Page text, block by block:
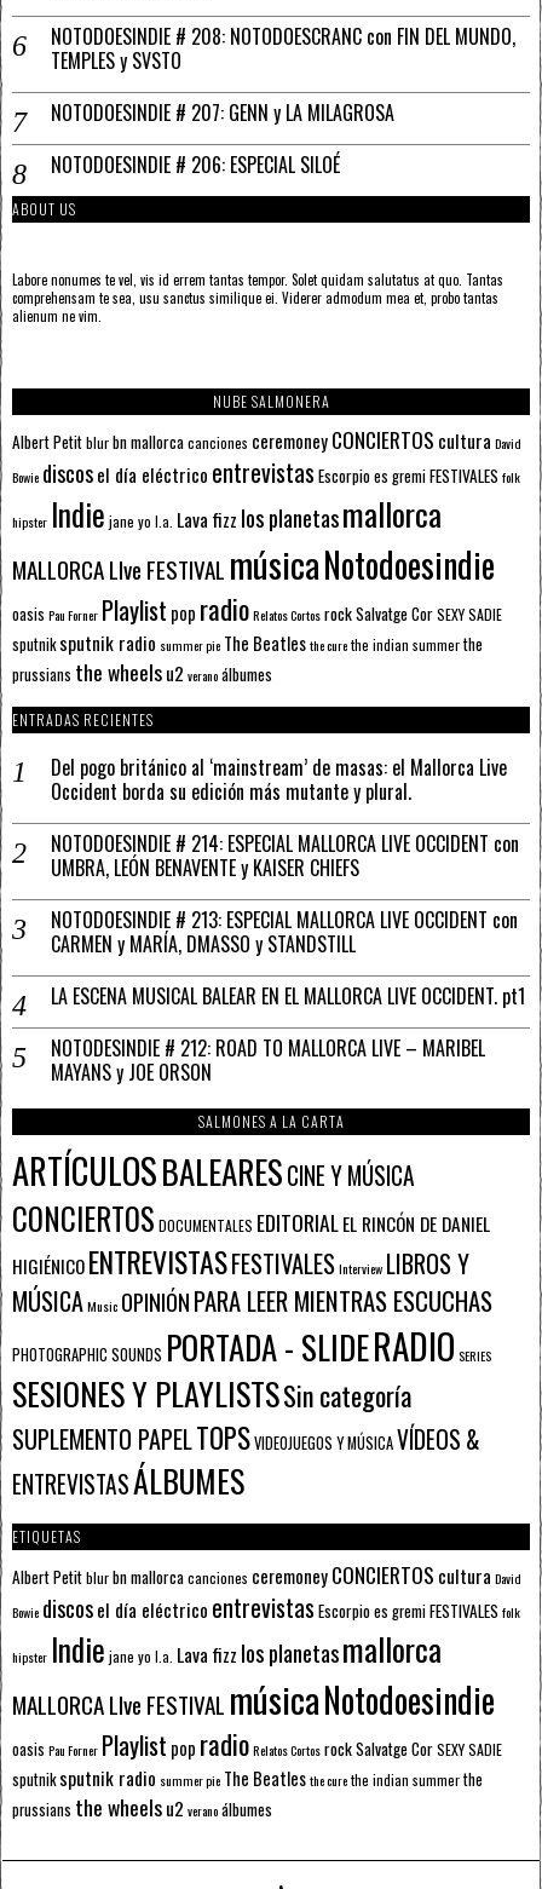
NOTODOESINDIE # 208: NOTODOESCRANC con FIN DEL MUNDO,
TEMPLES y SVSTO
NOTODOESINDIE # 207: GENN y LA MILAGROSA
NOTODOESINDIE # 206: ESPECIAL SILOÉ
ABOUT US
Labore nonumes te vel, vis id errem tantas tempor. Solet quidam salutatus at quo. Tantas
comprehensam te sea, usu sanctus similique ei. Viderer admodum mea et, probo tantas
alienum ne vim.
NUBE SALMONERA
Albert Petitblurbn mallorcacanciones ceremoneyCONCIERTOS cultura David
Bowie discosel día eléctrico entrevistas Escorpioes gremiFESTIVALES folk
hipster Indie jane yo l.a. Lava fizz los planetasmallorca
MALLORCA LIve FESTIVAL músicaNotodoesindie
oasis Pau Forner Playlist pop radioRelatos CortosrockSalvatge CorSEXY SADIE
sputnik sputnik radio summer pie The Beatlesthe curethe indian summerthe
prussians the wheelsu2 veranoálbumes
ENTRADAS RECIENTES
Del pogo británico al ‘mainstream’ de masas: el Mallorca Live
Occident borda su edición más mutante y plural.
NOTODOESINDIE # 214: ESPECIAL MALLORCA LIVE OCCIDENT con
UMBRA, LEÓN BENAVENTE y KAISER CHIEFS
NOTODOESINDIE # 213: ESPECIAL MALLORCA LIVE OCCIDENT con
CARMEN y MARÍA, DMASSO y STANDSTILL
LA ESCENA MUSICAL BALEAR EN EL MALLORCA LIVE OCCIDENT. pt1
NOTODESINDIE # 212: ROAD TO MALLORCA LIVE – MARIBEL
MAYANS y JOE ORSON
SALMONES A LA CARTA
ARTÍCULOSBALEARESCINE Y MÚSICA
CONCIERTOS DOCUMENTALES EDITORIALEL RINCÓN DE DANIEL
HIGIÉNICOENTREVISTASFESTIVALESInterview LIBROS Y
MÚSICAMusic OPINIÓNPARA LEER MIENTRAS ESCUCHAS
PHOTOGRAPHIC SOUNDS PORTADA - SLIDERADIO SERIES
SESIONES Y PLAYLISTSSin categoría
SUPLEMENTO PAPELTOPSVIDEOJUEGOS Y MÚSICAVÍDEOS &
ENTREVISTASÁLBUMES
ETIQUETAS
Albert Petitblurbn mallorcacanciones ceremoneyCONCIERTOS cultura David
Bowie discosel día eléctrico entrevistas Escorpioes gremiFESTIVALES folk
hipster Indie jane yo l.a. Lava fizz los planetasmallorca
MALLORCA LIve FESTIVAL músicaNotodoesindie
oasis Pau Forner Playlist pop radioRelatos CortosrockSalvatge CorSEXY SADIE
sputnik sputnik radio summer pie The Beatlesthe curethe indian summerthe
prussians the wheelsu2 veranoálbumes